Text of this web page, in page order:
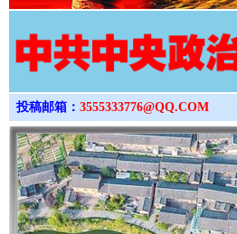
投稿邮箱： 3555333776@QQ.COM